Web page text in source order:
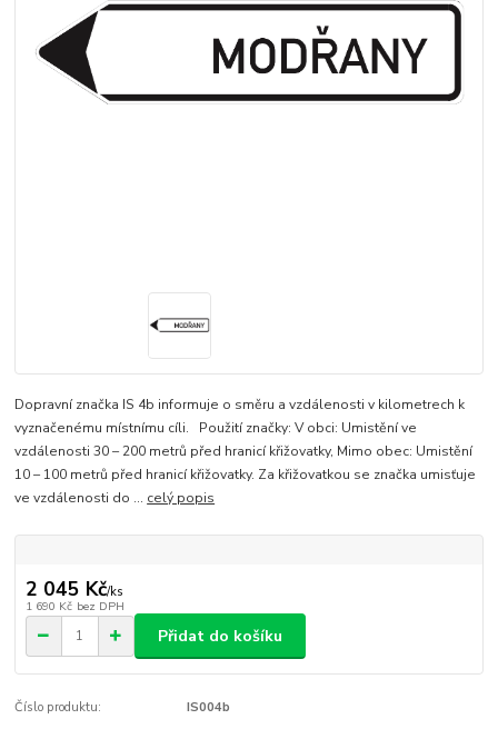
Dopravní značka IS 4b informuje o směru a vzdálenosti v kilometrech k
vyznačenému místnímu cíli. Použití značky: V obci: Umistění ve
vzdálenosti 30 – 200 metrů před hranicí křižovatky, Mimo obec: Umistění
10 – 100 metrů před hranicí křižovatky. Za křižovatkou se značka umisťuje
ve vzdálenosti do ... celý popis
2 045 Kč/ks
1 690 Kč bez DPH
Přidat do košíku
Číslo produktu: IS004b